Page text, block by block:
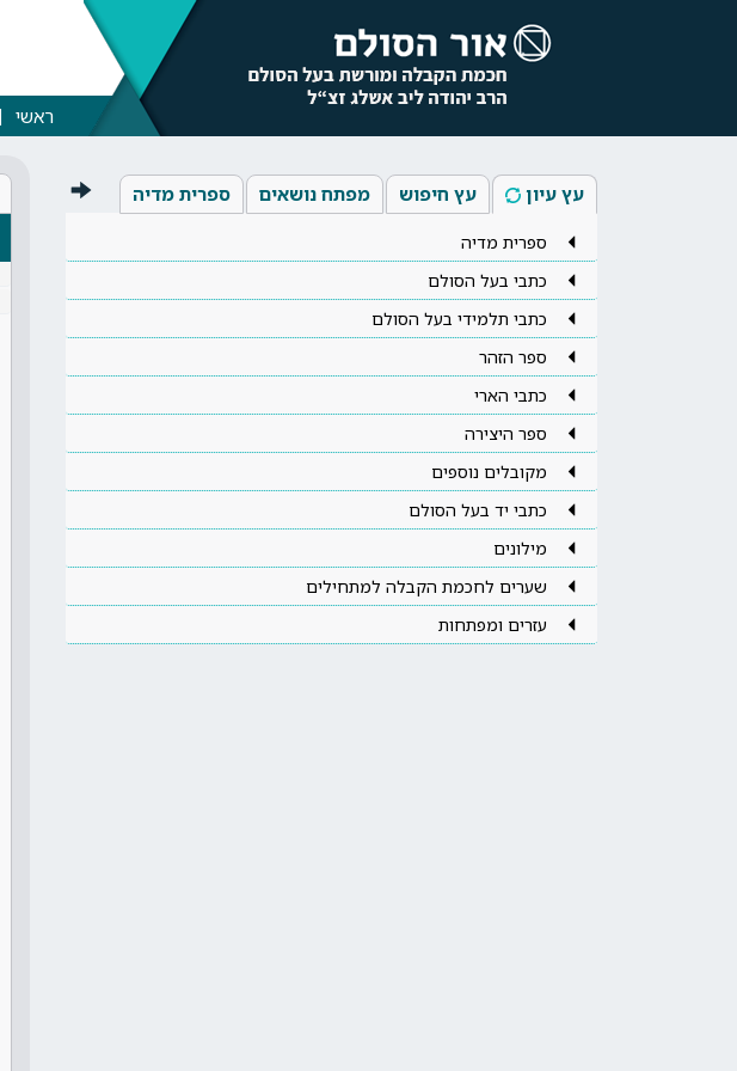
ראשי
עץ עיון עץ חיפוש מפתח נושאים ספרית מדיה
ספרית מדיה
כתבי בעל הסולם
כתבי תלמידי בעל הסולם
ספר הזהר
כתבי הארי
ספר היצירה
מקובלים נוספים
כתבי יד בעל הסולם
מילונים
שערים לחכמת הקבלה למתחילים
עזרים ומפתחות